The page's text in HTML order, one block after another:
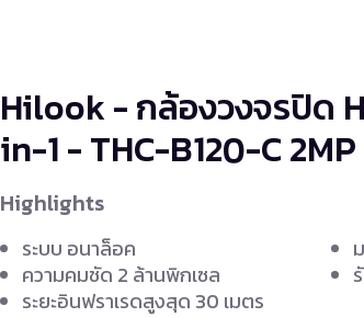
Hilook - กล้องวงจรปิด
in-1 - THC-B120-C
Highlights
ระบบ อนาล็อค
ความคมชัด 2 ล้านพิกเซล
ระยะอินฟราเรดสูงสุด 30 เมตร